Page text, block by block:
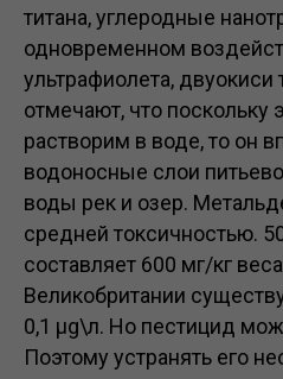
титана, углеродные
одновременном
ультрафиолета, двуокиси
отмечают, что поскольку
растворим в воде, то он
водоносные слои
воды рек и озер.
средней токсичностью.
составляет 600 мг/кг
Великобритании
0,1 μg\л. Но пестицид
Поэтому устранять его